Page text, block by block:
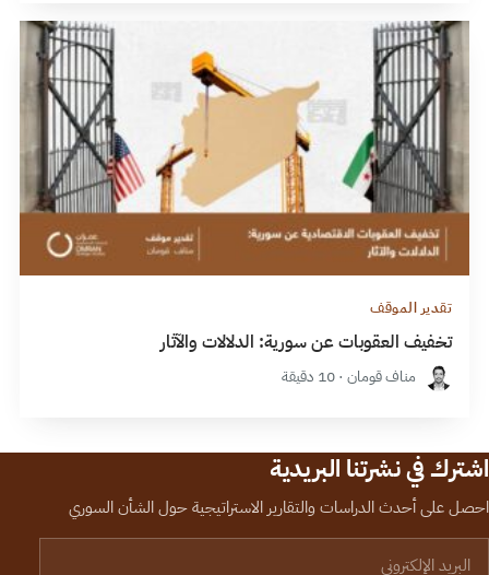
تقدير الموقف
تخفيف العقوبات عن سورية: الدلالات والآثار
مناف قومان · 10 دقيقة
اشترك في نشرتنا البريدية
احصل على أحدث الدراسات والتقارير الاستراتيجية حول الشأن السوري